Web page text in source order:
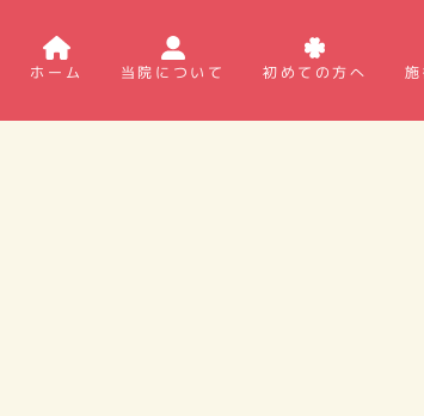
ホーム 当院について 初めての方へ